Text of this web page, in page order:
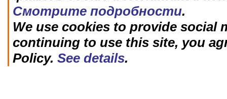
Смотрите подробности.
We use cookies to provide social
continuing to use this site, you
Policy. See details.